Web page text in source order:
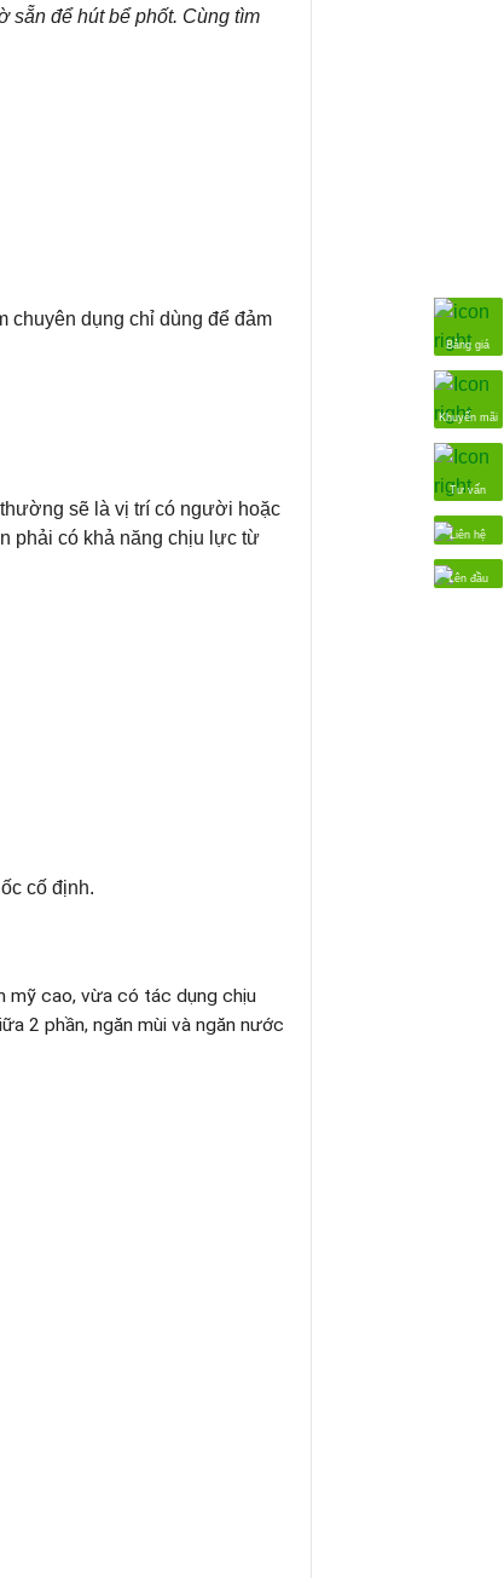
sẵn để hút bể phốt. Cùng tìm
chuyên dụng chỉ dùng để đảm
sẽ là vị trí có người hoặc
phải có khả năng chịu lực từ
cố định.
mỹ cao, vừa có tác dụng chịu
2 phần, ngăn mùi và ngăn nước
Bảng giá
Khuyến mãi
Tư vấn
Liên hệ
Lên đầu